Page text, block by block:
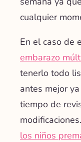
cualquier
En el caso de
embarazo
tenerlo todo
antes mejor
tiempo de
los niños